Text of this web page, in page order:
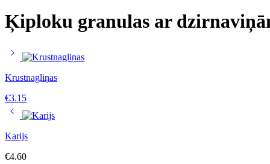
Ķiploku granulas ar
Krustnagliņas
€3.15
Karijs
€4.60